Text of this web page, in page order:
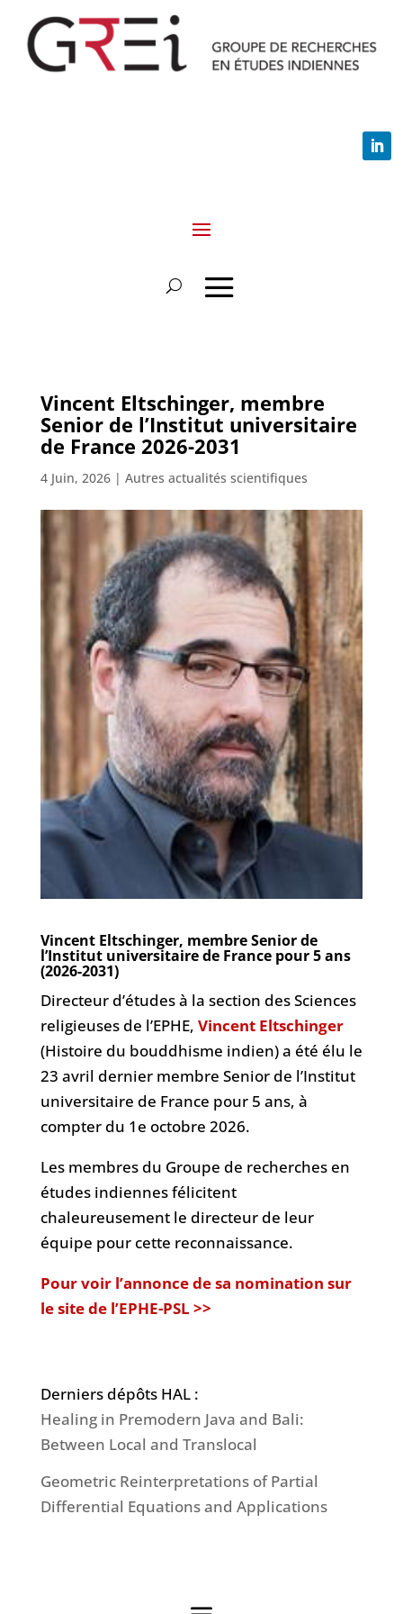
Vincent Eltschinger, membre
Senior de l’Institut universitaire
de France 2026-2031
4 Juin, 2026| Autres actualités scientifiques
Vincent Eltschinger, membre Senior de
l’Institut universitaire de France pour 5 ans
(2026-2031)
Directeur d’études à la section des Sciences
religieuses de l’EPHE, Vincent Eltschinger
(Histoire du bouddhisme indien) a été élu le
23 avril dernier membre Senior de l’Institut
universitaire de France pour 5 ans, à
compter du 1e octobre 2026.
Les membres du Groupe de recherches en
études indiennes félicitent
chaleureusement le directeur de leur
équipe pour cette reconnaissance.
Pour voir l’annonce de sa nomination sur
le site de l’EPHE-PSL >>
Derniers dépôts HAL :
Healing in Premodern Java and Bali:
Between Local and Translocal
Geometric Reinterpretations of Partial
Differential Equations and Applications